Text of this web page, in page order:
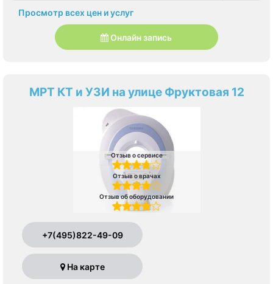
Просмотр всех цен и услуг
Онлайн запись
МРТ КТ и УЗИ на улице Фруктовая 12
Отзыв о сервисе
Отзыв о врачах
Отзыв об оборудовании
+7(495)822-49-09
На карте